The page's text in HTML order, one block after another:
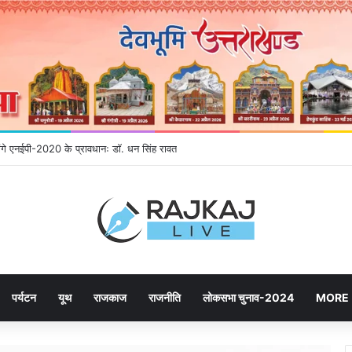
उमड़ रही जनता, महायोजना-2041 पर दूसरे चरण की सुनवाई में बढ़ी भागीदारी
पर्यटन यूथ राजकाज राजनीति लोकसभा चुनाव-2024 MORE